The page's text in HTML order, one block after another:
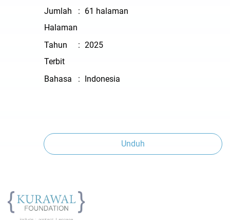
Jumlah
Halaman
: 61 halaman
Tahun
Terbit
: 2025
Bahasa : Indonesia
Unduh